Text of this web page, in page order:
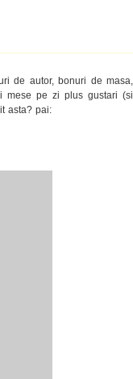
de autor, bonuri de masa,
mese pe zi plus gustari (si
asta? pai: